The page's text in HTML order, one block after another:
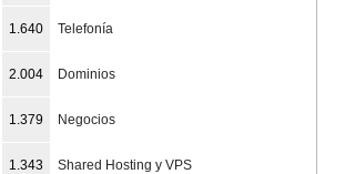
1.640 Telefonía
2.004 Dominios
1.379 Negocios
1.343 Shared Hosting y VPS